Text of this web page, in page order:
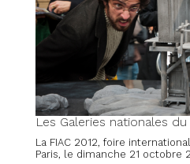
Les Galeries nationales du
La FIAC 2012, foire
Paris, le dimanche 21 octobre